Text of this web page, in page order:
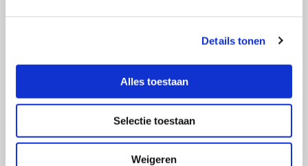
Details tonen
Alles toestaan
Selectie toestaan
Weigeren
Takayasu
Informatie